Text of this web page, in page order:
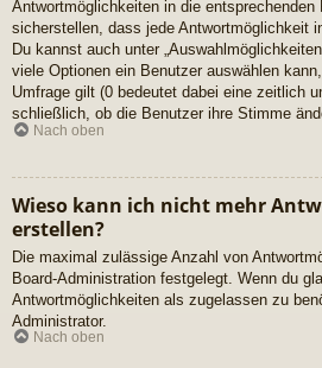
Antwortmöglichkeiten in die entsprechenden
sicherstellen, dass jede Antwortmöglichkeit
Du kannst auch unter
viele Optionen ein Benutzer auswählen
Umfrage gilt (0 bedeutet dabei eine zeitlich
schließlich, ob die Benutzer ihre Stimme
Nach oben
Wieso kann ich nicht mehr
erstellen?
Die maximal zulässige Anzahl von
Board-Administration festgelegt. Wenn du
Antwortmöglichkeiten als zugelassen zu
Administrator.
Nach oben